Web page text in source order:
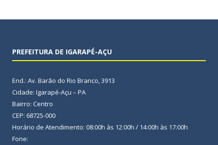
PREFEITURA DE IGARAPÉ-AÇU
End.: Av. Barão do Rio Branco, 3913
Cidade: Igarapé-Açu – PA
Bairro: Centro
CEP: 68725-000
Horário de Atendimento: 08:00h às 12:00h / 14:00h às 17:00h
Fone: